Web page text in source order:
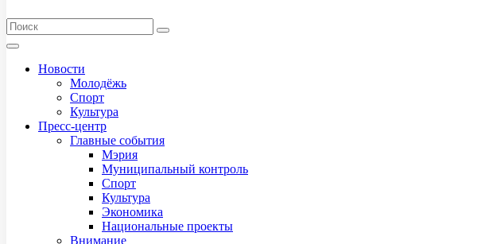
Новости
Молодёжь
Спорт
Культура
Пресс-центр
Главные события
Мэрия
Муниципальный контроль
Спорт
Культура
Экономика
Национальные проекты
Внимание